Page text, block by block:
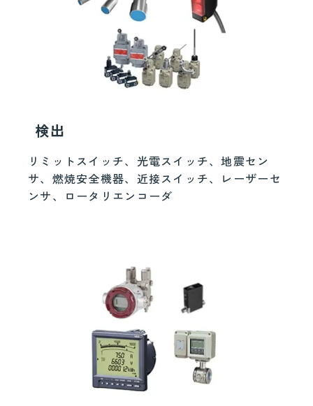
検出
リミットスイッチ、光電スイッチ、地震セン
サ、燃焼安全機器、近接スイッチ、レーザーセ
ンサ、ロータリエンコーダ